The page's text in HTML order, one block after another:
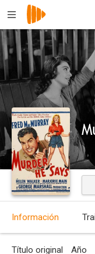
Información
Título original Año